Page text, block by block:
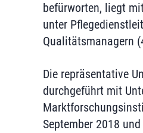
befürworten, liegt
unter
Qualitätsmanagern
Die repräsentative
durchgeführt mit
September 2018